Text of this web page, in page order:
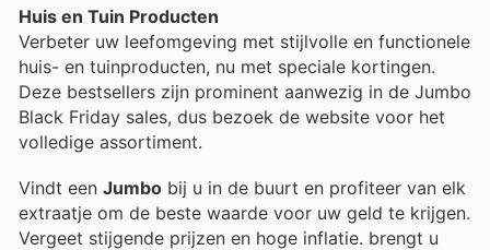
Huis en Tuin Producten
Verbeter uw leefomgeving met stijlvolle en functionele
huis- en tuinproducten, nu met speciale kortingen.
Deze bestsellers zijn prominent aanwezig in de Jumbo
Black Friday sales, dus bezoek de website voor het
volledige assortiment.
Vindt een Jumbo bij u in de buurt en profiteer van elk
extraatje om de beste waarde voor uw geld te krijgen.
Vergeet stijgende prijzen en hoge inflatie. brengt u